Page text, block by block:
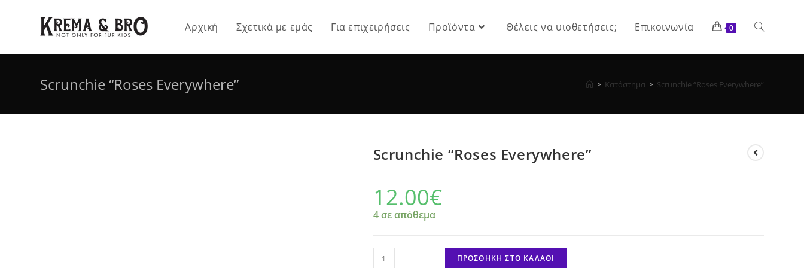
Αρχική Σχετικά με εμάς Για επιχειρήσεις Προϊόντα Θέλεις να υιοθετήσεις; Επικοινωνία 0 Toggle
website
Scrunchie “Roses Everywhere” > Κατάστημα > Scrunchie “Roses Everywhere”
Scrunchie “Roses Everywhere”
12.00€
4 σε απόθεμα
Scrunchie
ΠΡΟΣΘΉΚΗ ΣΤΟ ΚΑΛΆΘΙ